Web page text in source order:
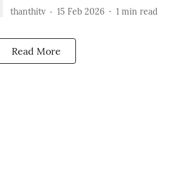
thanthitv 15 Feb 2026 1 min read
Read More